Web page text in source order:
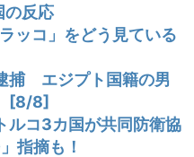
の反応
ッコ」をどう見ている
捕 エジプト国籍の男
[8/8]
ルコ3カ国が共同防衛協
指摘も！